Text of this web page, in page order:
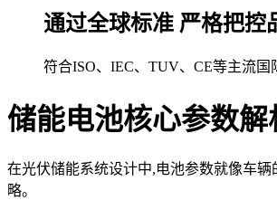
通过全球标准 严格把控
符合ISO、IEC、TUV、CE等主流
储能电池核心参数解
在光伏储能系统设计中,电池参数就像车
略。